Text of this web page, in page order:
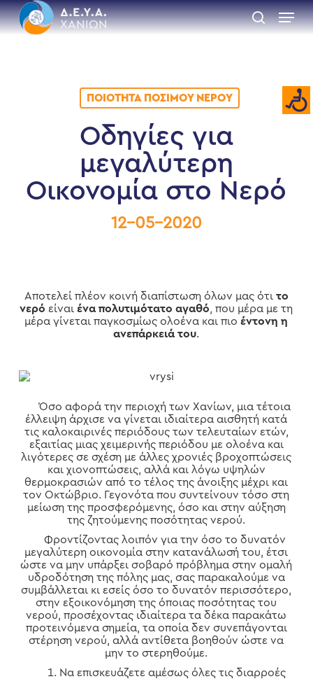
Skip
to
main
search
Menu
ΠΟΙΌΤΗΤΑ ΠΌΣΙΜΟΥ ΝΕΡΟΎ
Οδηγίες για
μεγαλύτερη
Οικονομία στο Νερό
12-05-2020
Αποτελεί πλέον κοινή διαπίστωση όλων μας ότι το
νερό είναιένα πολυτιμότατο αγαθό, που μέρα με τη
μέρα γίνεται παγκοσμίως ολοένα και πιοέντονη η
ανεπάρκειά του.
Όσο αφορά την περιοχή των Χανίων, μια τέτοια
έλλειψη άρχισε να γίνεται ιδιαίτερα αισθητή κατά
τις καλοκαιρινές περιόδους των τελευταίων ετών,
εξαιτίας μιας χειμερινής περιόδου με ολοένα και
λιγότερες σε σχέση με άλλες χρονιές βροχοπτώσεις
και χιονοπτώσεις, αλλά και λόγω υψηλών
θερμοκρασιών από το τέλος της άνοιξης μέχρι και
τον Οκτώβριο. Γεγονότα που συντείνουν τόσο στη
μείωση της προσφερόμενης, όσο και στην αύξηση
της ζητούμενης ποσότητας νερού.
Φροντίζοντας λοιπόν για την όσο το δυνατόν
μεγαλύτερη οικονομία στην κατανάλωσή του, έτσι
ώστε να μην υπάρξει σοβαρό πρόβλημα στην ομαλή
υδροδότηση της πόλης μας, σας παρακαλούμε να
συμβάλλεται κι εσείς όσο το δυνατόν περισσότερο,
στην εξοικονόμηση της όποιας ποσότητας του
νερού, προσέχοντας ιδιαίτερα τα δέκα παρακάτω
προτεινόμενα σημεία, τα οποία δεν συνεπάγονται
στέρηση νερού, αλλά αντίθετα βοηθούν ώστε να
μην το στερηθούμε.
Να επισκευάζετε αμέσως όλες τις διαρροές